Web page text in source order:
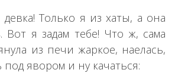
Только я из хаты, а она
Вот я задам тебе! Что ж, сама
из печи жаркое, наелась,
под явором и ну качаться: